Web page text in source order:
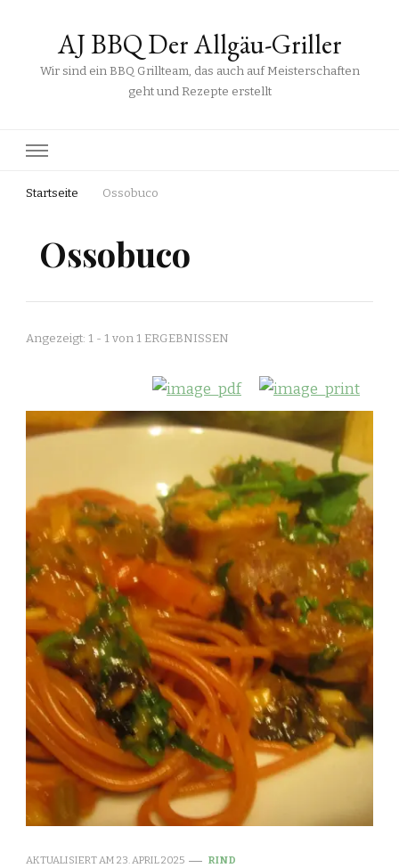
AJ BBQ Der Allgäu-Griller
Wir sind ein BBQ Grillteam, das auch auf Meisterschaften
geht und Rezepte erstellt
Startseite Ossobuco
Ossobuco
Angezeigt: 1 - 1 von 1 ERGEBNISSEN
AKTUALISIERT AM 23. APRIL 2025 RIND